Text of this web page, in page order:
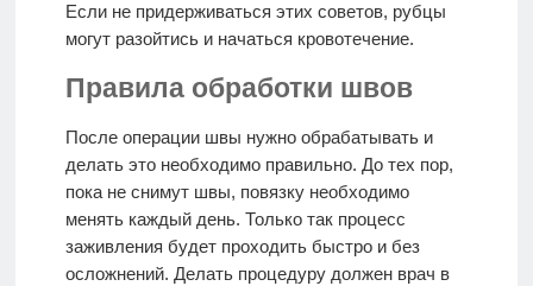
Если не придерживаться этих советов, рубцы
могут разойтись и начаться кровотечение.
Правила обработки швов
После операции швы нужно обрабатывать и
делать это необходимо правильно. До тех пор,
пока не снимут швы, повязку необходимо
менять каждый день. Только так процесс
заживления будет проходить быстро и без
осложнений. Делать процедуру должен врач в